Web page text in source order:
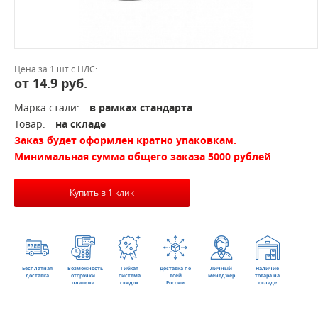
Цена за 1 шт с НДС:
от 14.9 руб.
Марка стали:
в рамках стандарта
Товар:
на складе
Заказ будет оформлен кратно упаковкам.
Минимальная сумма общего заказа 5000 рублей
Купить в 1 клик
Бесплатная
доставка
Возможность
отсрочки
платежа
Гибкая
система
скидок
Доставка по
всей
России
Личный
менеджер
Наличие
товара на
складе